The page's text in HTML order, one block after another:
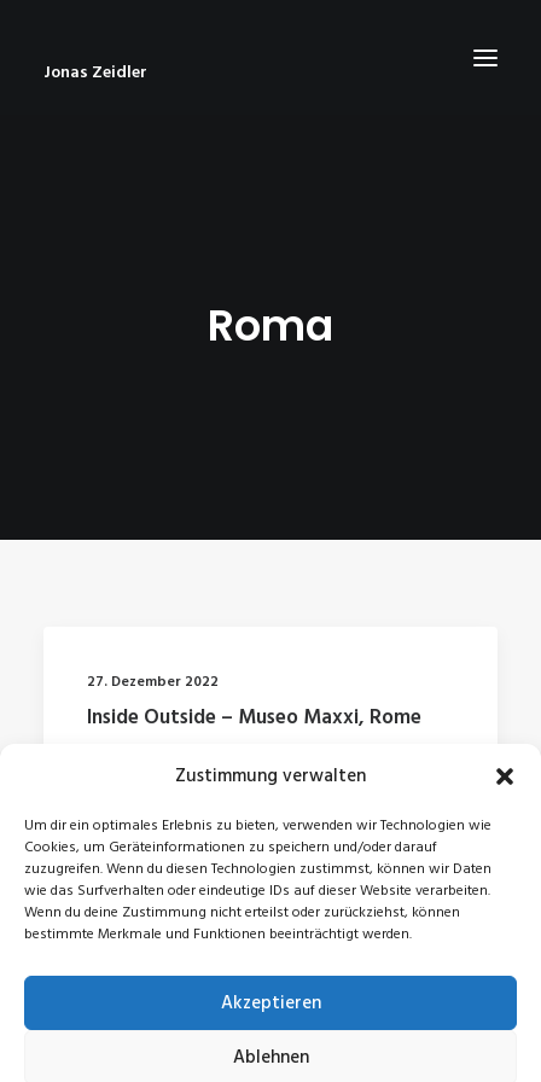
Zustimmung verwalten
Um dir ein optimales Erlebnis zu bieten, verwenden wir Technologien wie
Cookies, um Geräteinformationen zu speichern und/oder darauf
zuzugreifen. Wenn du diesen Technologien zustimmst, können wir Daten
wie das Surfverhalten oder eindeutige IDs auf dieser Website verarbeiten.
Wenn du deine Zustimmung nicht erteilst oder zurückziehst, können
bestimmte Merkmale und Funktionen beeinträchtigt werden.
Akzeptieren
Ablehnen
Jonas Zeidler
Roma
27. Dezember 2022
Inside Outside – Museo Maxxi, Rome
© 2026 Jonas Zeidler. All rights reserved